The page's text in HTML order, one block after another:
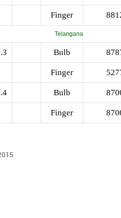
Finger
Telangana
Bulb
Finger
Bulb
Finger